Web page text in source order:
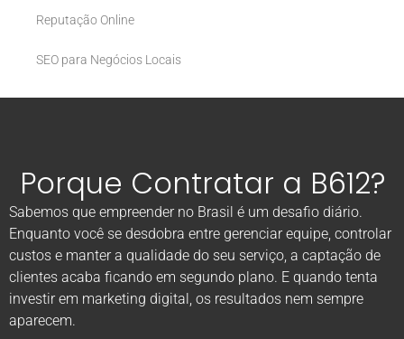
Reputação Online
SEO para Negócios Locais
Porque Contratar a B612?
Sabemos que empreender no Brasil é um desafio diário.
Enquanto você se desdobra entre gerenciar equipe, controlar
custos e manter a qualidade do seu serviço, a captação de
clientes acaba ficando em segundo plano. E quando tenta
investir em marketing digital, os resultados nem sempre
aparecem.